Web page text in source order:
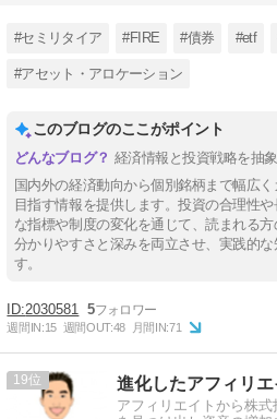
#セミリタイア #FIRE #債券 #etf
#アセット・アロケーション
このブログのここがポイント
経済情報と投資戦略を抽
国内外の経済動向から個別銘柄まで幅広
目指す情報を提供します。投資の合理性
な指標や制度の変化を通じて、読まれる方
分かりやすさと深みを両立させ、実践的
す。
2030581 5
週間IN:15 週間OUT:48 月間IN:71
19
アフィリエイトから株